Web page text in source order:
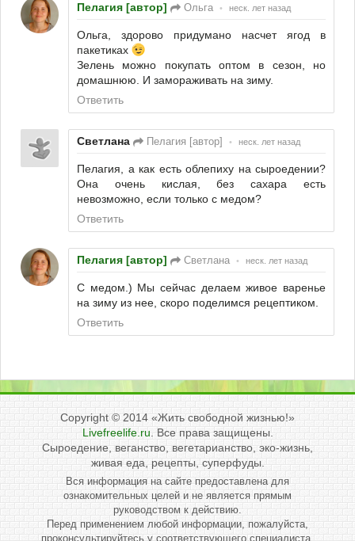
Пелагия [автор] Ольга • неск. лет назад
Ольга, здорово придумано насчет ягод в
пакетиках
Зелень можно покупать оптом в сезон, но
домашнюю. И замораживать на зиму.
Ответить
Светлана Пелагия [автор] • неск. лет назад
Пелагия, а как есть облепиху на сыроедении?
Она очень кислая, без сахара есть
невозможно, если только с медом?
Ответить
Пелагия [автор] Светлана • неск. лет назад
С медом.) Мы сейчас делаем живое варенье
на зиму из нее, скоро поделимся рецептиком.
Ответить
Copyright © 2014 «Жить свободной жизнью!»
Livefreelife.ru . Все права защищены.
Сыроедение, веганство, вегетарианство, эко-жизнь,
живая еда, рецепты, суперфуды.
Вся информация на сайте предоставлена для
ознакомительных целей и не является прямым
руководством к действию.
Перед применением любой информации, пожалуйста,
проконсультируйтесь у соответствующего специалиста.